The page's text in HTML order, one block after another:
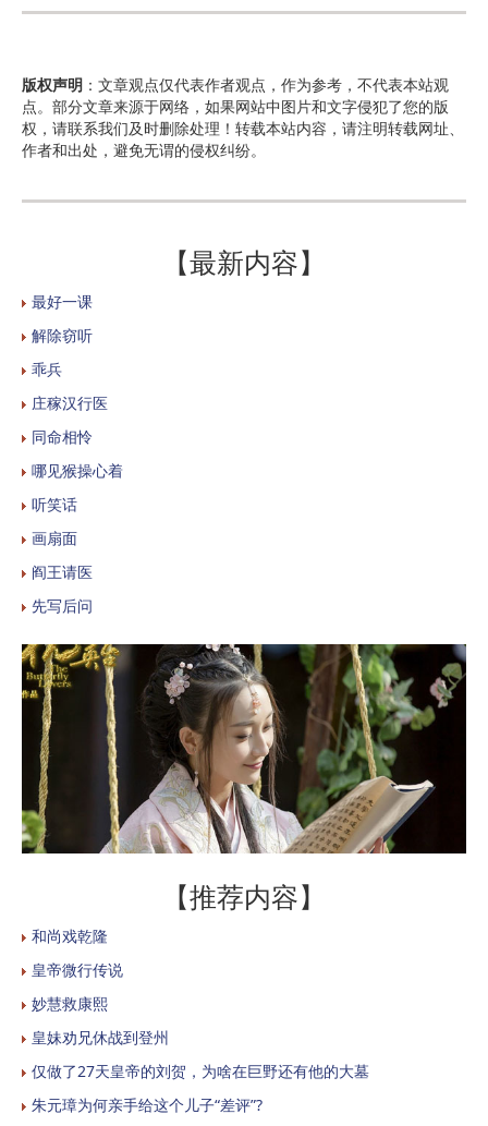
版权声明 ：文章观点仅代表作者观点，作为参考，不代表本站观
点。部分文章来源于网络，如果网站中图片和文字侵犯了您的版
权，请联系我们及时删除处理！转载本站内容，请注明转载网址、
作者和出处，避免无谓的侵权纠纷。
【最新内容】
最好一课
解除窃听
乖兵
庄稼汉行医
同命相怜
哪见猴操心着
听笑话
画扇面
阎王请医
先写后问
【推荐内容】
和尚戏乾隆
皇帝微行传说
妙慧救康熙
皇妹劝兄休战到登州
仅做了27天皇帝的刘贺，为啥在巨野还有他的大墓
朱元璋为何亲手给这个儿子“差评”?